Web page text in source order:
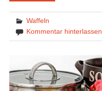
Waffeln
Kommentar hinterlassen